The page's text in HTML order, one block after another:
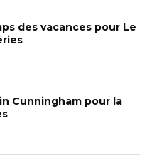
C
H
des vacances pour Le
Cunningham pour la